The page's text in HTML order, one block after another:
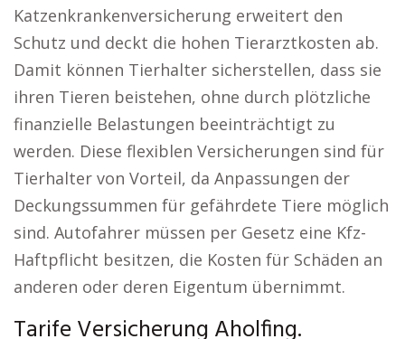
Katzenkrankenversicherung erweitert den
Schutz und deckt die hohen Tierarztkosten ab.
Damit können Tierhalter sicherstellen, dass sie
ihren Tieren beistehen, ohne durch plötzliche
finanzielle Belastungen beeinträchtigt zu
werden. Diese flexiblen Versicherungen sind für
Tierhalter von Vorteil, da Anpassungen der
Deckungssummen für gefährdete Tiere möglich
sind. Autofahrer müssen per Gesetz eine Kfz-
Haftpflicht besitzen, die Kosten für Schäden an
anderen oder deren Eigentum übernimmt.
Tarife Versicherung Aholfing.